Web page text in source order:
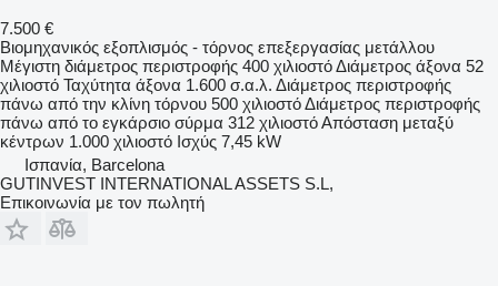
7.500 €
Βιομηχανικός εξοπλισμός - τόρνος επεξεργασίας μετάλλου
Μέγιστη διάμετρος περιστροφής 400 χιλιοστόΔιάμετρος άξονα 52
χιλιοστό Ταχύτητα άξονα 1.600 σ.α.λ. Διάμετρος περιστροφής
πάνω από την κλίνη τόρνου 500 χιλιοστόΔιάμετρος περιστροφής
πάνω από το εγκάρσιο σύρμα 312 χιλιοστόΑπόσταση μεταξύ
κέντρων 1.000 χιλιοστό Ισχύς 7,45 kW
Ισπανία, Barcelona
GUTINVEST INTERNATIONAL ASSETS S.L,
Επικοινωνία με τον πωλητή